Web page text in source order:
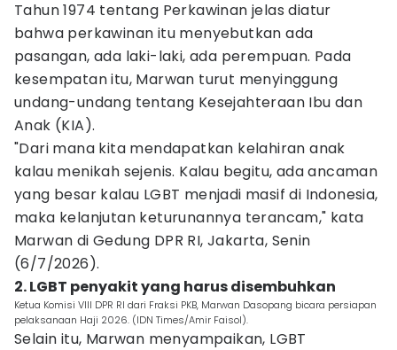
Tahun 1974 tentang Perkawinan jelas diatur
bahwa perkawinan itu menyebutkan ada
pasangan, ada laki-laki, ada perempuan. Pada
kesempatan itu, Marwan turut menyinggung
undang-undang tentang Kesejahteraan Ibu dan
Anak (KIA).
"Dari mana kita mendapatkan kelahiran anak
kalau menikah sejenis. Kalau begitu, ada ancaman
yang besar kalau LGBT menjadi masif di Indonesia,
maka kelanjutan keturunannya terancam," kata
Marwan di Gedung DPR RI, Jakarta, Senin
(6/7/2026).
2. LGBT penyakit yang harus disembuhkan
Ketua Komisi VIII DPR RI dari Fraksi PKB, Marwan Dasopang bicara persiapan
pelaksanaan Haji 2026. (IDN Times/Amir Faisol).
Selain itu, Marwan menyampaikan, LGBT